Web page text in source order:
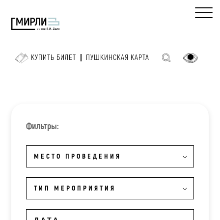
КУПИТЬ БИЛЕТ ПУШКИНСКАЯ КАРТА
Фильтры:
МЕСТО ПРОВЕДЕНИЯ
ТИП МЕРОПРИЯТИЯ